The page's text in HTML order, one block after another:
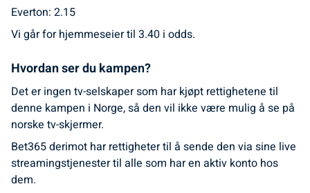
Everton: 2.15
Vi går for hjemmeseier til 3.40 i odds.
Hvordan ser du kampen?
Det er ingen tv-selskaper som har kjøpt rettighetene til
denne kampen i Norge, så den vil ikke være mulig å se på
norske tv-skjermer.
Bet365 derimot har rettigheter til å sende den via sine live
streamingstjenester til alle som har en aktiv konto hos
dem.